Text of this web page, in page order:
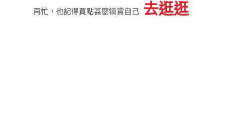
再忙，也記得買點甚麼犒賞自己 去逛逛